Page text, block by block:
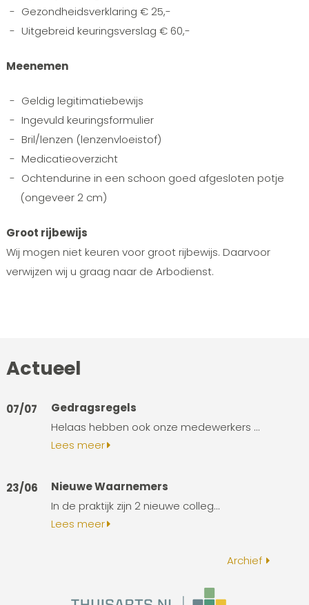
Gezondheidsverklaring € 25,-
Uitgebreid keuringsverslag € 60,-
Meenemen
Geldig legitimatiebewijs
Ingevuld keuringsformulier
Bril/lenzen (lenzenvloeistof)
Medicatieoverzicht
Ochtendurine in een schoon goed afgesloten potje
(ongeveer 2 cm)
Groot rijbewijs
Wij mogen niet keuren voor groot rijbewijs. Daarvoor
verwijzen wij u graag naar de Arbodienst.
Actueel
07/07
Gedragsregels
Helaas hebben ook onze medewerkers ...
Lees meer
23/06
Nieuwe Waarnemers
In de praktijk zijn 2 nieuwe colleg...
Lees meer
Archief